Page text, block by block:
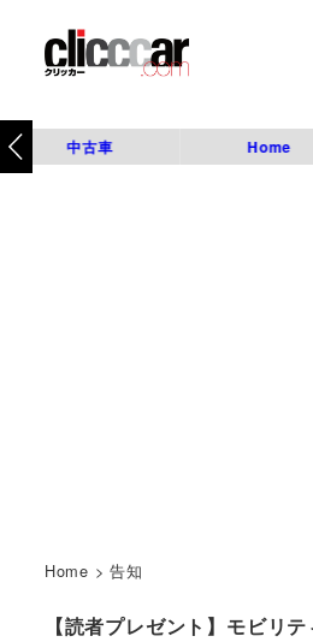
中古車 Home
Home >告知
【読者プレゼント】モビリ